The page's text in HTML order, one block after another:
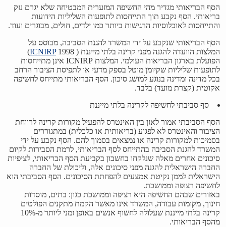
הסף הבריאותי מגדיר מהי החשיפה המזערית המבטיחה שלא יגרם נזק
בריאותי. הסף נקבע תוך התייחסות לתופעות השליליות הידועות
והתייחסות לאוכלוסיות הרגישות ביותר כמו ילדים, חולים, מבוגרים ועוד.
הסף הבריאותי שנקבע על ידי המשרד להגנת הסביבה, מבוסס על
המלצות הוועדה להגנה מפני קרינה בלתי מייננת (
ICNIRP
1998)
הפועלת בארגון הבריאות העולמי. המלצות ICNIRP אינן מתייחסות
לתופעות שליליות שקיומן מוטל בספק מדעי או לתפיסת הציבור הרחב
בכל מדינה ומדינה בנוגע למושג סיכון. הסף הבריאותי מתייחס לחשיפה
אקוטית (קצרת מועד) בלבד.
סף סביבתי לחשיפה לקרינה בלתי מייננת
הסף הסביבתי אמור לאזן בין האינטרס להפעיל מקורות קרינה לרווחת
הציבור והאינטרס לא לפגוע (בריאותית או כלכלית) במתגוררים
בסמיכות למקורות קרינה או נמצאים בסמוך להם. הסף נקבע על ידי
המשרד להגנת הסביבה בהתייחס לסף הבריאותי, לרמת הסבירות לקיום
סיכונים אחרים מאלה שנלקחו בחשבון בקביעת הסף הבריאותי, לציפיות
החברה הישראלית להגנה מפני סיכונים אלה, וליכולת של החברה
הישראלית לממן נקיטת אמצעים להפחתת הסיכונים. הסף הסביבתי הוא
לחשיפה רצופה וממושכת.
באזורים שבהם החשיפה היא רציפה וממושכת כגון: בתים, מוסדות
חינוך, מקומות עבודה, המשרד אינו מאשר הקמת מתקנים הפולטים
קרינה בלתי מייננת שעלולה לחשוף אנשים באופן זמני ליותר מ-10%
מהסף הבריאותי.